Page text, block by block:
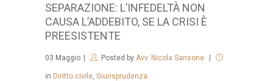
SEPARAZIONE: L’INFEDELTÀ NON
CAUSA L’ADDEBITO, SE LA CRISI È
PREESISTENTE
03 Maggio Posted by Avv. Nicola Sansone
in Diritto civile Giurisprudenza